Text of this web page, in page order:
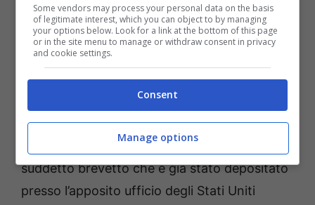
impenetrabile, ha richiesto di rivederlo
completamente.
Ebbene, sul sito web “Carbuzz.com“, si è
di un nuovo brevetto che
anticipa la realizzazione di un nuovo vetro
più resistente del precedente
suddetto brevetto che è già stato depositato
presso l’apposito ufficio degli Stati Uniti
Some vendors may process your personal data on the basis
of legitimate interest, which you can object to by managing
your options below. Look for a link at the bottom of this page
or in the site menu to manage or withdraw consent in privacy
and cookie settings.
Consent
Manage options